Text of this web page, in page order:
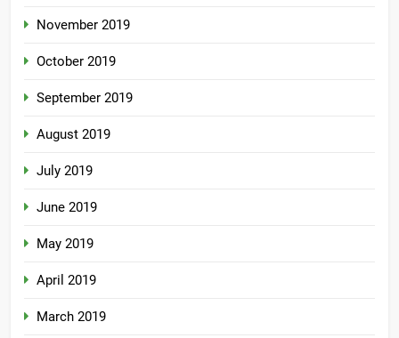
November 2019
October 2019
September 2019
August 2019
July 2019
June 2019
May 2019
April 2019
March 2019